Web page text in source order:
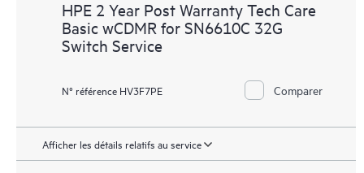
HPE 2 Year Post Warranty Tech Care
Basic wCDMR for SN6610C 32G
Switch Service
N° référence HV3F7PE Comparer
Afficher les détails relatifs au service